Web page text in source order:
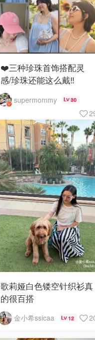
❤️三种珍珠首饰搭配灵
感/珍珠还能这么戴‼️
supermommy 30
歌莉娅白色镂空针织衫真
的很百搭
金小希ssicaa 12